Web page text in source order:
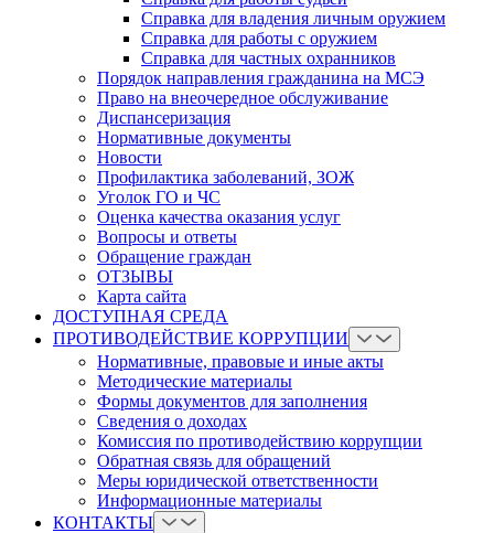
Справка для владения личным оружием
Справка для работы с оружием
Справка для частных охранников
Порядок направления гражданина на МСЭ
Право на внеочередное обслуживание
Диспансеризация
Нормативные документы
Новости
Профилактика заболеваний, ЗОЖ
Уголок ГО и ЧС
Оценка качества оказания услуг
Вопросы и ответы
Обращение граждан
ОТЗЫВЫ
Карта сайта
ДОСТУПНАЯ СРЕДА
ПРОТИВОДЕЙСТВИЕ КОРРУПЦИИ
Нормативные, правовые и иные акты
Методические материалы
Формы документов для заполнения
Сведения о доходах
Комиссия по противодействию коррупции
Обратная связь для обращений
Меры юридической ответственности
Информационные материалы
КОНТАКТЫ